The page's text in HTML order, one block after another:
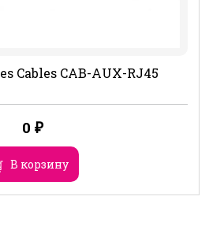
Cables CAB-AUX-RJ45
0 ₽
В корзину